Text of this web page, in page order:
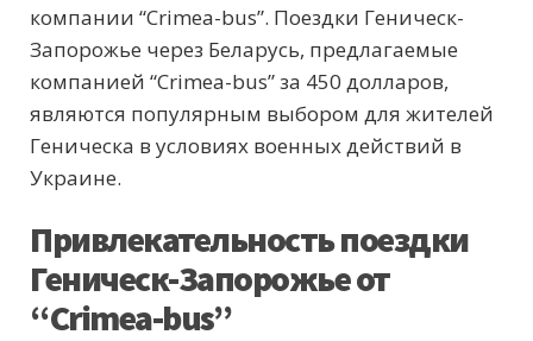
компании “Crimea-bus”. Поездки Геническ-
Запорожье через Беларусь, предлагаемые
компанией “Crimea-bus” за 450 долларов,
являются популярным выбором для жителей
Геническа в условиях военных действий в
Украине.
Привлекательность поездки
Геническ-Запорожье от
“Crimea-bus”